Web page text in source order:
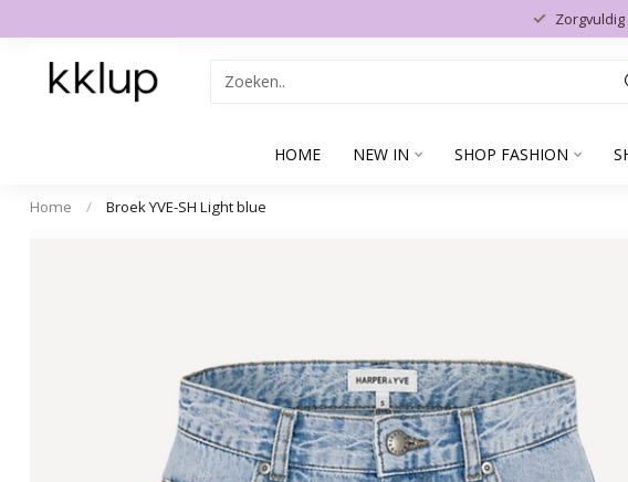
HOME NEW IN SHOP FASHION
Home / Broek YVE-SH Light blue